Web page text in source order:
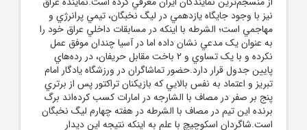
نيز با وجود جايگاه يازدهمي در ليگ نخبگان، تيمي پرانرژي و
مهاجمي است؛ الشرطه با اينکه در مسابقات داخلي عراق خود را
به عنوان يک مدعي نشان داده اما در آسيا چندان موفق عمل
نکرده و با يک تساوي و 2 باخت مقابل حريفان، در رده‌هاي
پايين جدول قرار دارد.حضور تماشاگران در ورزشگاه يادگار امام
تبريز و اعتماد به نفس بالايي که بازيکنان تراکتور پس از برتري
پنج بر صفر در مصاف با الشارجه در امارات کسب کرده‌اند برگ
برنده اين تيم در مصاف با الشرطه در هفته چهارم ليگ نخبگان
است.شاگردان اسکوچيچ با علم به اينکه نتيجه اين ديدار